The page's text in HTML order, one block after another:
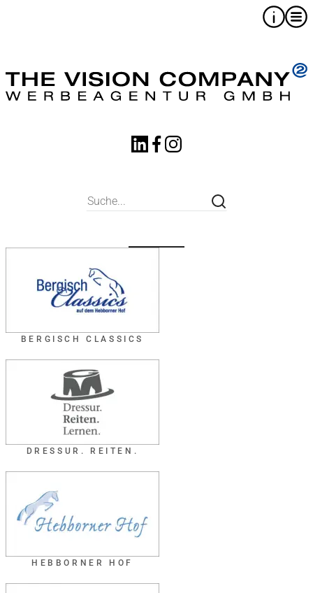
BERGISCH CLASSICS
DRESSUR. REITEN.
HEBBORNER HOF